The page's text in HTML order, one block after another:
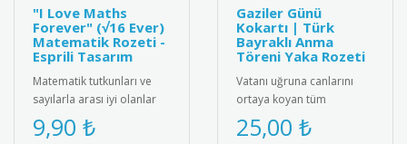
"I Love Maths
Forever" (√16 Ever)
Matematik Rozeti -
Esprili Tasarım
Matematik tutkunları ve
sayılarla arası iyi olanlar
için harika bir kelime
oyunu içeren "I ❤️ Maths ..
9,90 ₺
Gaziler Günü
Kokartı | Türk
Bayraklı Anma
Töreni Yaka Rozeti
Vatanı uğruna canlarını
ortaya koyan tüm
gazilerimizin Gaziler Günü
Kutlu Olsun" mesajı ve
25,00 ₺